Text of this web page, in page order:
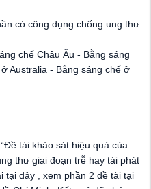
có công dụng chống ung thư
chế Châu Âu - Bằng sáng
Australia - Bằng sáng chế ở
tài khảo sát hiệu quả của
thư giai đoạn trễ hay tái phát
tại đây , xem phần 2 đề tài tại